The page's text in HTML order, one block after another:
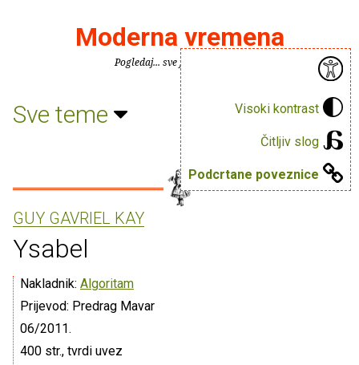
Visoki kontrast
Čitljiv slog
Podcrtane poveznice
Moderna vremena
Pogledaj... sve je puno knjiga.
Sve teme
GUY GAVRIEL KAY
Ysabel
Nakladnik: Algoritam
Prijevod: Predrag Mavar
06/2011.
400 str., tvrdi uvez